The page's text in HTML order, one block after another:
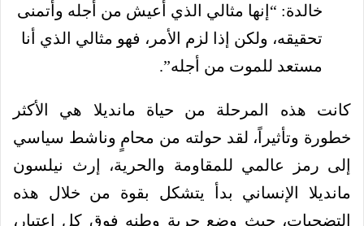
خالدة: “إنها مثالي الذي أعيش من أجله وأتمنى
تحقيقه، ولكن إذا لزم الأمر، فهو مثالي الذي أنا
مستعد للموت من أجله”.
كانت هذه المرحلة من حياة مانديلا هي الأكثر
خطورة وتأثيراً، لقد حولته من محامٍ وناشط سياسي
إلى رمز عالمي للمقاومة والحرية، إرث نيلسون
مانديلا الإنساني بدأ يتشكل بقوة من خلال هذه
التضحيات، حيث وضع حرية وطنه فوق كل اعتبار،